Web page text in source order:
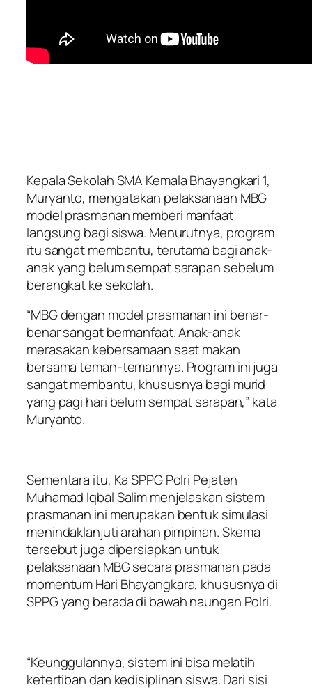
Kepala Sekolah SMA Kemala Bhayangkari 1,
Muryanto, mengatakan pelaksanaan MBG
model prasmanan memberi manfaat
langsung bagi siswa. Menurutnya, program
itu sangat membantu, terutama bagi anak-
anak yang belum sempat sarapan sebelum
berangkat ke sekolah.
“MBG dengan model prasmanan ini benar-
benar sangat bermanfaat. Anak-anak
merasakan kebersamaan saat makan
bersama teman-temannya. Program ini juga
sangat membantu, khususnya bagi murid
yang pagi hari belum sempat sarapan,” kata
Muryanto.
Sementara itu, Ka SPPG Polri Pejaten
Muhamad Iqbal Salim menjelaskan sistem
prasmanan ini merupakan bentuk simulasi
menindaklanjuti arahan pimpinan. Skema
tersebut juga dipersiapkan untuk
pelaksanaan MBG secara prasmanan pada
momentum Hari Bhayangkara, khususnya di
SPPG yang berada di bawah naungan Polri.
“Keunggulannya, sistem ini bisa melatih
ketertiban dan kedisiplinan siswa. Dari sisi